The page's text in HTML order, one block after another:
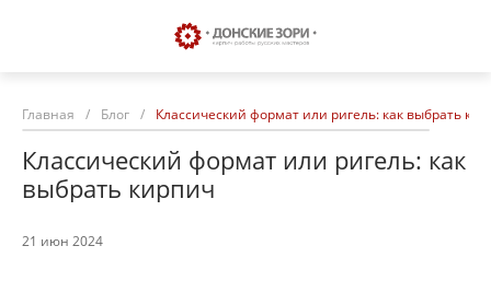
Главная / Блог / Классический формат или ригель: как выбрать
Классический формат или ригель: как
выбрать кирпич
21 июн 2024